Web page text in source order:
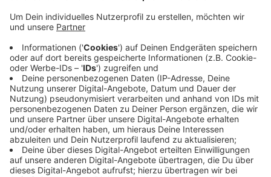
dem 46-jährigen in den Rücken geschlagen.
Anzeige
Anschließend hatte ihm einer der Angreifer in die
Rippen getreten und ihm seine Geldbörse gestohlen.
Der Mann konnte sich von selbst aufrappeln, stürzte
dann aber auf der Bodelschwinghstraße. Er vermutet
2-3 Angreifer, sie seien allerdings still gewesen.